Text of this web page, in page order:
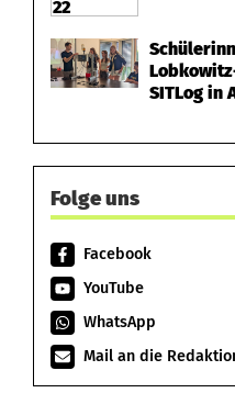
SITLog in
Folge uns
Facebook
YouTube
WhatsApp
Mail an die